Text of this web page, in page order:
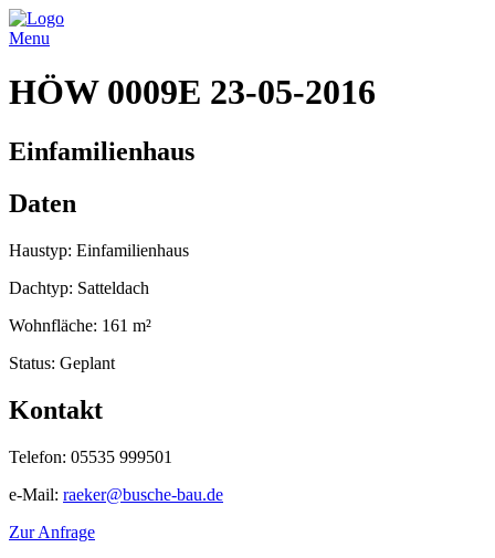
Menu
HÖW 0009E 23-05-2016
Einfamilienhaus
Daten
Haustyp: Einfamilienhaus
Dachtyp: Satteldach
Wohnfläche: 161 m²
Status: Geplant
Kontakt
Telefon: 05535 999501
e-Mail: raeker@busche-bau.de
Zur Anfrage